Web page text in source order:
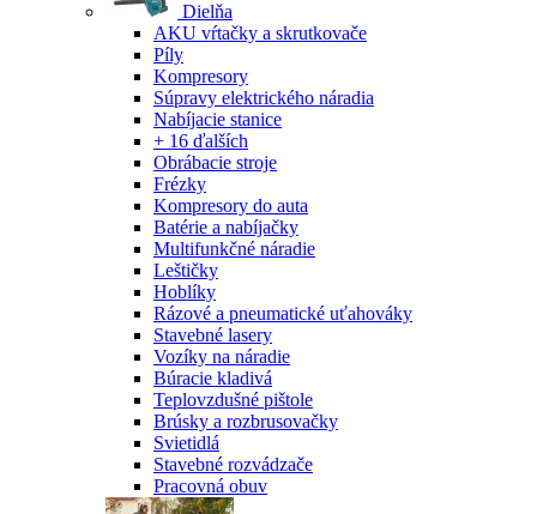
Dielňa
AKU vŕtačky a skrutkovače
Píly
Kompresory
Súpravy elektrického náradia
Nabíjacie stanice
+ 16 ďalších
Obrábacie stroje
Frézky
Kompresory do auta
Batérie a nabíjačky
Multifunkčné náradie
Leštičky
Hoblíky
Rázové a pneumatické uťahováky
Stavebné lasery
Vozíky na náradie
Búracie kladivá
Teplovzdušné pištole
Brúsky a rozbrusovačky
Svietidlá
Stavebné rozvádzače
Pracovná obuv